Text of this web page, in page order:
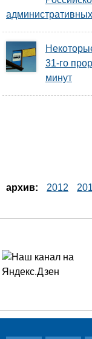
31-го
минут
архив: 2012